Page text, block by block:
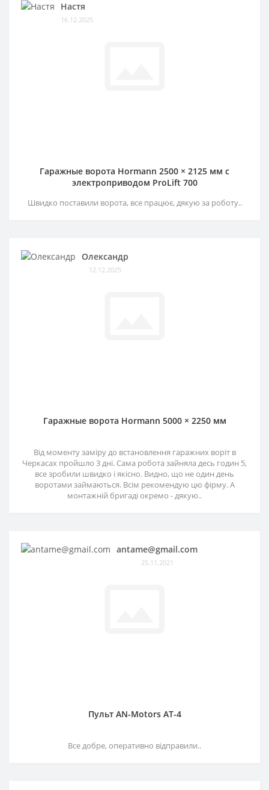
Настя
16.12.2025
Гаражные ворота Hormann 2500 × 2125 мм c
электроприводом ProLift 700
Швидко поставили ворота, все працює, дякую за роботу..
Олександр
12.12.2025
Гаражные ворота Hormann 5000 × 2250 мм
Від моменту заміру до встановлення гаражних воріт в
Черкасах пройшло 3 дні. Сама робота зайняла десь годин 5,
все зробили швидко і якісно. Видно, що не один день
воротами займаються. Всім рекомендую цю фірму. А
монтажній бригаді окремо - дякую..
antame@gmail.com
25.11.2021
Пульт AN-Motors AT-4
Все добре, оперативно відправили..